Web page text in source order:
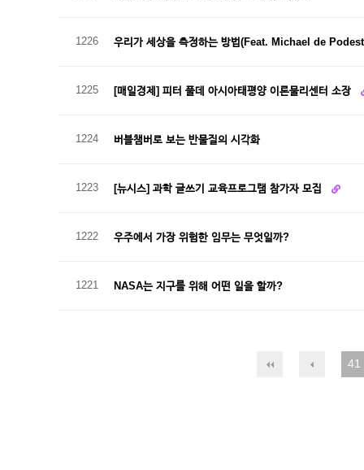
1226 우리가 세상을 측정하는 방법(Feat. Michael de
1225 [매일경제] 피터 풀데 아시아태평양 이론물리센터 소장
1224 버블챔버로 보는 반물질의 시각화
1223 [뉴시스] 과학 글쓰기 교육프로그램 참가자 모집
1222 우주에서 가장 위험한 임무는 무엇일까?
1221 NASA는 지구를 위해 어떤 일을 할까?
41